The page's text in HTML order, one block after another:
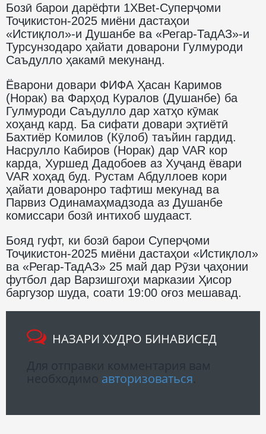
Бозӣ барои дарёфти 1XBet-Суперҷоми
Тоҷикистон-2025 миёни дастаҳои
«Истиқлол»-и Душанбе ва «Регар-ТадАЗ»-и
Турсунзодаро ҳайати доварони Гулмуроди
Саъдулло ҳакамӣ мекунанд.
Ёварони довари ФИФА Ҳасан Каримов
(Норак) ва Фарҳод Куралов (Душанбе) ба
Гулмуроди Саъдулло дар хатҳо кӯмак
хоҳанд кард. Ба сифати довари эҳтиётӣ
Бахтиёр Комилов (Кӯлоб) таъйин гардид.
Насрулло Кабиров (Норак) дар VAR кор
карда, Хуршед Дадобоев аз Хуҷанд ёвари
VAR хоҳад буд. Рустам Абдуллоев кори
ҳайати доваронро тафтиш мекунад ва
Парвиз Одинамаҳмадзода аз Душанбе
комиссари бозӣ интихоб шудааст.
Бояд гуфт, ки бозӣ барои Суперҷоми
Тоҷикистон-2025 миёни дастаҳои «Истиқлол»
ва «Регар-ТадАЗ» 25 май дар Рӯзи ҷаҳонии
футбол дар Варзишгоҳи марказии Ҳисор
баргузор шуда, соати 19:00 оғоз мешавад.
НАЗАРИ ХУДРО БИНАВИСЕД
авторизоваться